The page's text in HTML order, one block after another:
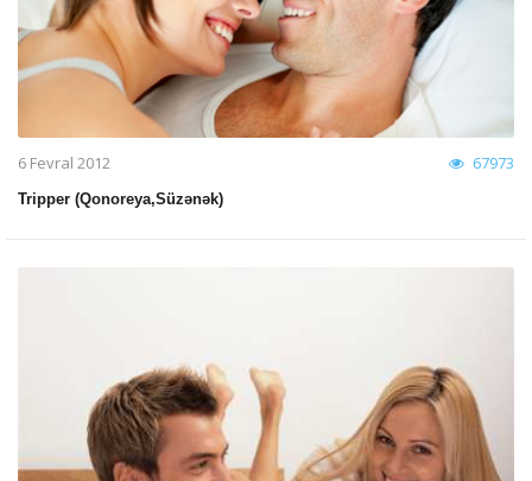
6 Fevral 2012 67973
Tripper (Qonoreya,Süzənək)